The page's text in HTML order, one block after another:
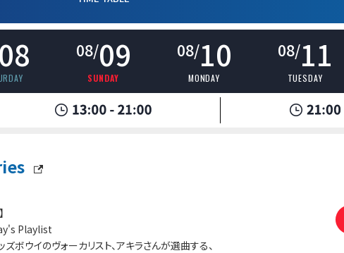
08/09
SUNDAY
08/10
MONDAY
08/11
TUESDAY
Playlist
ズボウイのヴォーカリスト、アキラさんが選曲する、